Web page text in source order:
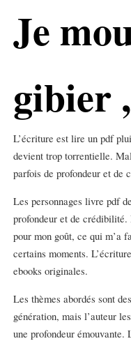
Je
gibier
L’écriture est lire un pdf
devient trop torrentielle.
parfois de profondeur et de
Les personnages livre pdf
profondeur et de
pour mon goût, ce qui m’a
certains moments.
ebooks originales.
Les thèmes abordés sont
génération, mais l’auteur
une profondeur